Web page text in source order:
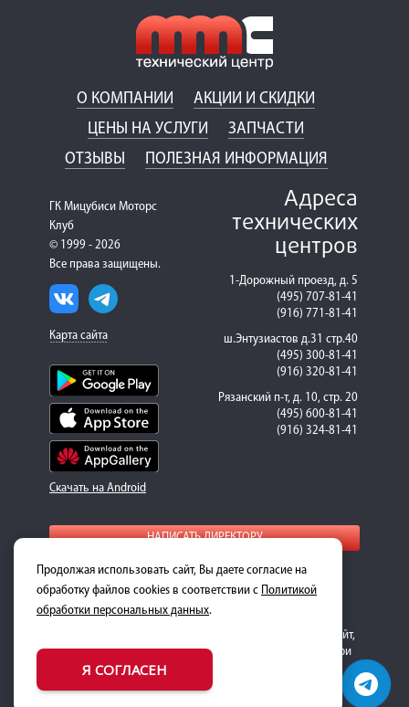
О КОМПАНИИ
АКЦИИ И СКИДКИ
ЦЕНЫ НА УСЛУГИ
ЗАПЧАСТИ
ОТЗЫВЫ
ПОЛЕЗНАЯ ИНФОРМАЦИЯ
ГК Мицубиси Моторс
Клуб
© 1999 - 2026
Все права защищены.
Карта сайта
Скачать на Android
Адреса
технических
центров
1-Дорожный проезд, д. 5
(495) 707-81-41
(916) 771-81-41
ш.Энтузиастов д.31 стр.40
(495) 300-81-41
(916) 320-81-41
Рязанский п-т, д. 10, стр. 20
(495) 600-81-41
(916) 324-81-41
НАПИСАТЬ ДИРЕКТОРУ
Для получения подробной информации о стоимости
ремонта и запасных частей, пожалуйста, обращайтесь к
менеджерам-консультантам.
Обращаем ваше внимание на то, что данный интернет-сайт,
носит исключительно информационный характер и ни при
каких условиях не является публичной офертой,
определяемой положениями Статьи 437 Гражданского
Продолжая использовать сайт, Вы даете согласие на
обработку файлов cookies в соответствии с Политикой
обработки персональных данных.
Я СОГЛАСЕН